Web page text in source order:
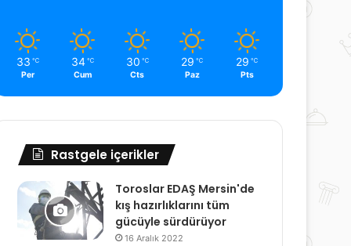
33 ℃
Per
34 ℃
Cum
30 ℃
Cts
29 ℃
Paz
29 ℃
Pts
Rastgele içerikler
Toroslar EDAŞ Mersin'de
kış hazırlıklarını tüm
gücüyle sürdürüyor
16 Aralık 2022